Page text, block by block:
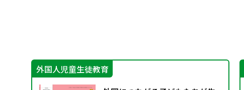
外国人児童生徒教育